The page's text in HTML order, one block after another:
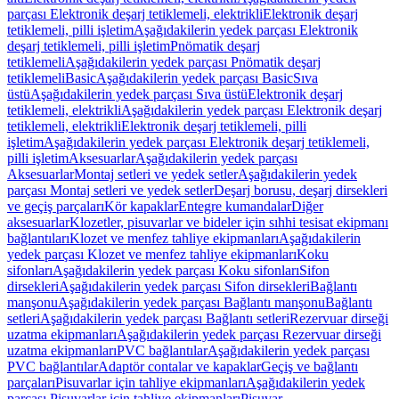
parçası Elektronik deşarj tetiklemeli, elektrikliElektronik deşarj
tetiklemeli, pilli işletimAşağıdakilerin yedek parçası Elektronik
deşarj tetiklemeli, pilli işletimPnömatik deşarj
tetiklemeliAşağıdakilerin yedek parçası Pnömatik deşarj
tetiklemeliBasicAşağıdakilerin yedek parçası BasicSıva
üstüAşağıdakilerin yedek parçası Sıva üstüElektronik deşarj
tetiklemeli, elektrikliAşağıdakilerin yedek parçası Elektronik deşarj
tetiklemeli, elektrikliElektronik deşarj tetiklemeli, pilli
işletimAşağıdakilerin yedek parçası Elektronik deşarj tetiklemeli,
pilli işletimAksesuarlarAşağıdakilerin yedek parçası
AksesuarlarMontaj setleri ve yedek setlerAşağıdakilerin yedek
parçası Montaj setleri ve yedek setlerDeşarj borusu, deşarj dirsekleri
ve geçiş parçalarıKör kapaklarEntegre kumandalarDiğer
aksesuarlarKlozetler, pisuvarlar ve bideler için sıhhi tesisat ekipmanı
bağlantılarıKlozet ve menfez tahliye ekipmanlarıAşağıdakilerin
yedek parçası Klozet ve menfez tahliye ekipmanlarıKoku
sifonlarıAşağıdakilerin yedek parçası Koku sifonlarıSifon
dirsekleriAşağıdakilerin yedek parçası Sifon dirsekleriBağlantı
manşonuAşağıdakilerin yedek parçası Bağlantı manşonuBağlantı
setleriAşağıdakilerin yedek parçası Bağlantı setleriRezervuar dirseği
uzatma ekipmanlarıAşağıdakilerin yedek parçası Rezervuar dirseği
uzatma ekipmanlarıPVC bağlantılarAşağıdakilerin yedek parçası
PVC bağlantılarAdaptör contalar ve kapaklarGeçiş ve bağlantı
parçalarıPisuvarlar için tahliye ekipmanlarıAşağıdakilerin yedek